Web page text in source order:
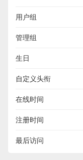
用户组
管理组
生日
自定义头衔
在线时间
注册时间
最后访问